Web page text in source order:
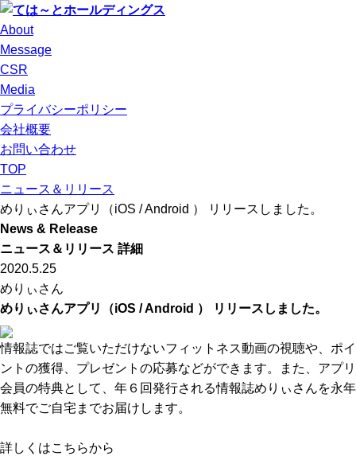
About
Message
CSR
Media
プライバシーポリシー
会社概要
お問い合わせ
TOP
ニュース＆リリース
めりぃさんアプリ（iOS / Android ） リリースしました。
News & Release
ニュース＆リリース 詳細
2020.5.25
めりぃさん
めりぃさんアプリ（iOS / Android ） リリースしました。
情報誌ではご覧いただけないフィットネス動画の視聴や、ポイ
ントの獲得、プレゼントの応募などができます。また、アプリ
会員の特典として、年６回発行される情報誌めりぃさんを永年
無料でご自宅までお届けします。
詳しくはこちらから